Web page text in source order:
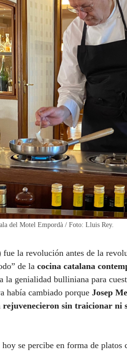
del Motel Empordà / Foto: Lluis Rey.
fue la revolución antes de la
de la cocina catalana
genialidad bulliniana para
había cambiado porque Josep
sin traicionar ni
se percibe en forma de platos